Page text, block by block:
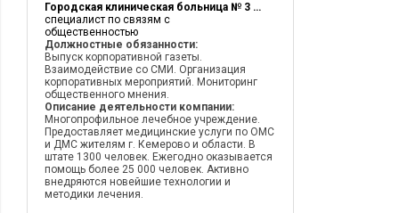
Городская клиническая больница № 3 им. М.А. Подгорбунского
специалист по связям с
общественностью
Должностные обязанности:
Выпуск корпоративной газеты.
Взаимодействие со СМИ. Организация
корпоративных мероприятий. Мониторинг
общественного мнения.
Описание деятельности компании:
Многопрофильное лечебное учреждение.
Предоставляет медицинские услуги по ОМС
и ДМС жителям г. Кемерово и области. В
штате 1300 человек. Ежегодно оказывается
помощь более 25 000 человек. Активно
внедряются новейшие технологии и
методики лечения.